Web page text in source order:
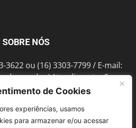
de Cookies
experiências, usamos
para armazenar e/ou acessar
SOBRE NÓS
3622 ou (16) 3303-7799 / E-mail:
/ Atendimento: Seg a
Av. Bento de Abreu, 889